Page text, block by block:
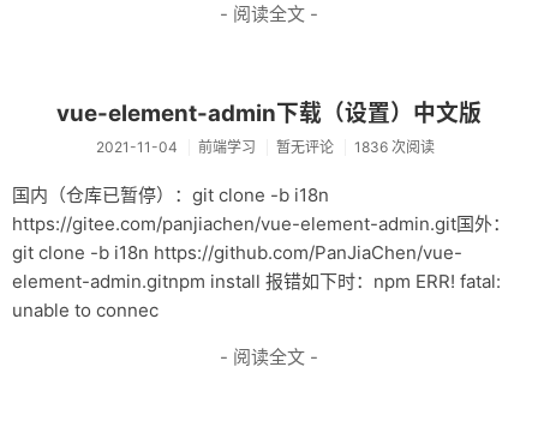
- 阅读全文 -
vue-element-admin下载（设置）中文版
2021-11-04 前端学习 暂无评论 1836 次阅读
国内（仓库已暂停）：git clone -b i18n
https://gitee.com/panjiachen/vue-element-admin.git国外：
git clone -b i18n https://github.com/PanJiaChen/vue-
element-admin.gitnpm install 报错如下时：npm ERR! fatal:
unable to connec
- 阅读全文 -